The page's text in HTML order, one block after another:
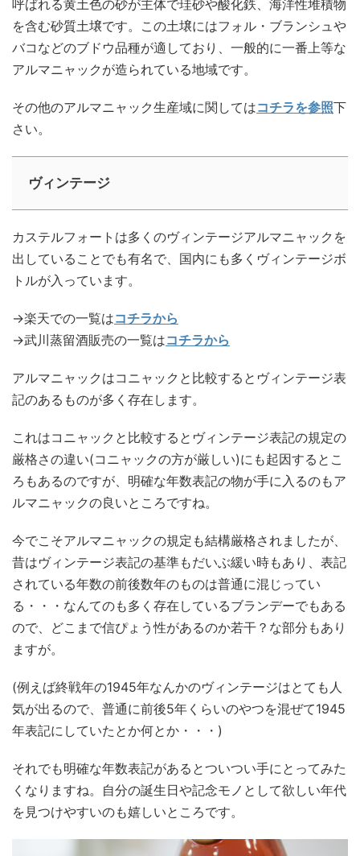
呼ばれる黄土色の砂が主体で珪砂や酸化鉄、海洋性堆積物
を含む砂質土壌です。この土壌にはフォル・ブランシュや
バコなどのブドウ品種が適しており、一般的に一番上等な
アルマニャックが造られている地域です。
その他のアルマニャック生産域に関してはコチラを参照下
さい。
ヴィンテージ
カステルフォートは多くのヴィンテージアルマニャックを
出していることでも有名で、国内にも多くヴィンテージボ
トルが入っています。
→楽天での一覧はコチラから
→武川蒸留酒販売の一覧はコチラから
アルマニャックはコニャックと比較するとヴィンテージ表
記のあるものが多く存在します。
これはコニャックと比較するとヴィンテージ表記の規定の
厳格さの違い(コニャックの方が厳しい)にも起因するとこ
ろもあるのですが、明確な年数表記の物が手に入るのもア
ルマニャックの良いところですね。
今でこそアルマニャックの規定も結構厳格されましたが、
昔はヴィンテージ表記の基準もだいぶ緩い時もあり、表記
されている年数の前後数年のものは普通に混じってい
る・・・なんてのも多く存在しているブランデーでもある
ので、どこまで信ぴょう性があるのか若干？な部分もあり
ますが。
(例えば終戦年の1945年なんかのヴィンテージはとても人
気が出るので、普通に前後5年くらいのやつを混ぜて1945
年表記にしていたとか何とか・・・)
それでも明確な年数表記があるとついつい手にとってみた
くなりますね。自分の誕生日や記念モノとして欲しい年代
を見つけやすいのも嬉しいところです。